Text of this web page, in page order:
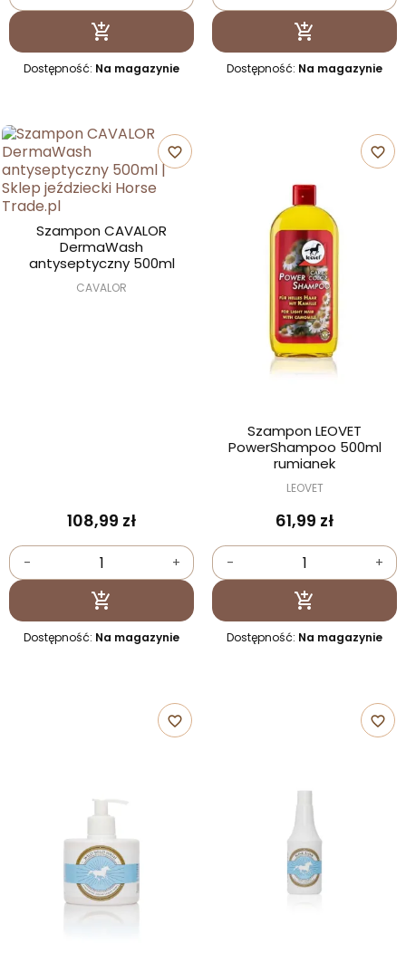
 Dodaj do koszyka
Dostępność: Na magazynie
 Dodaj do
Dostępność: Na magazynie
favorite_border
Szampon CAVALOR
DermaWash
antyseptyczny 500ml
CAVALOR
108,99 zł
- +
 Dodaj do koszyka
Dostępność: Na magazynie
favorite_border
Szampon LEOVET
PowerShampoo 500ml
rumianek
LEOVET
61,99 zł
- +
 Dodaj do
Dostępność: Na magazynie
favorite_border favorite_border